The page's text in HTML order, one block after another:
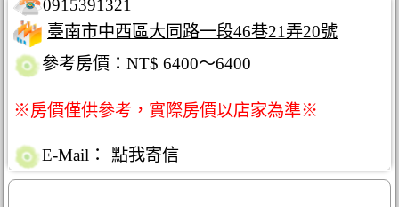
0915391321
臺南市中西區大同路一段46巷21弄20號
參考房價：NT$ 6400～6400
※房價僅供參考，實際房價以店家為準※
E-Mail： 點我寄信